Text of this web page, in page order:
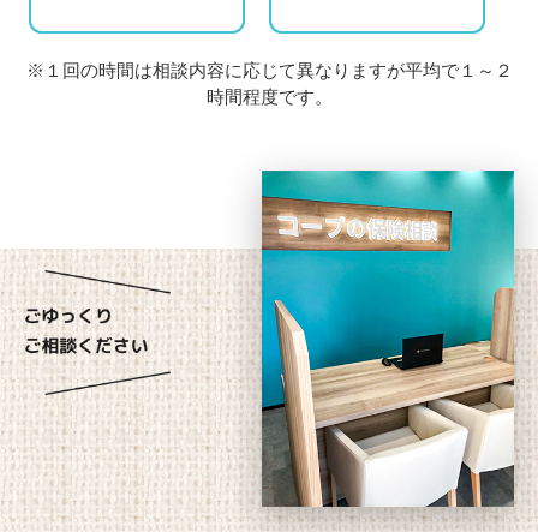
※１回の時間は相談内容に応じて異なりますが平均で１～２
時間程度です。